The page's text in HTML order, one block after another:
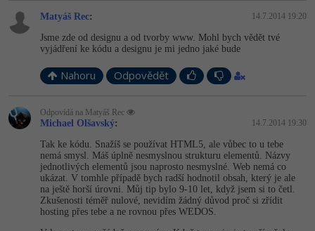
Matyáš Rec: 14.7.2014 19:20
Jsme zde od designu a od tvorby www. Mohl bych vědět tvé
vyjádření ke kódu a designu je mi jedno jaké bude
Nahoru Odpovědět
Odpovídá na Matyáš Rec
Michael Olšavský: 14.7.2014 19:30
Tak ke kódu. Snažíš se používat HTML5, ale vůbec to u tebe
nemá smysl. Máš úplně nesmyslnou strukturu elementů. Názvy
jednotlivých elementů jsou naprosto nesmyslné. Web nemá co
ukázat. V tomhle případě bych radší hodnotil obsah, který je ale
na ještě horší úrovni. Můj tip bylo 9-10 let, když jsem si to četl.
Zkušenosti téměř nulové, nevidím žádný důvod proč si zřídit
hosting přes tebe a ne rovnou přes WEDOS.